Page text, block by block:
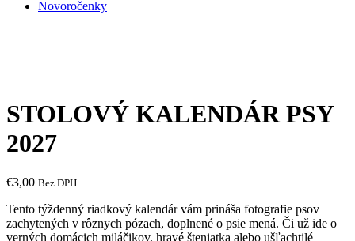
Novoročenky
STOLOVÝ KALENDÁR PSY
2027
€3,00 Bez DPH
Tento týždenný riadkový kalendár vám prináša fotografie psov
zachytených v rôznych pózach, doplnené o psie mená. Či už ide o
verných domácich miláčikov, hravé šteniatka alebo ušľachtilé